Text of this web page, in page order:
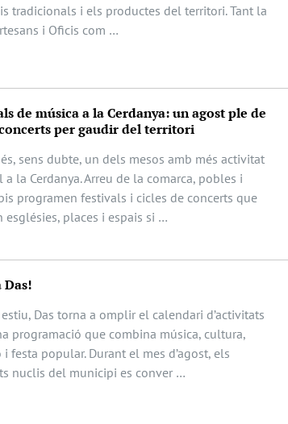
tradicionals i els productes del territori. Tant la
i Oficis com …
de música a la Cerdanya: un agost ple de
per gaudir del territori
és, sens dubte, un dels mesos amb més activitat
a la Cerdanya. Arreu de la comarca, pobles i
programen festivals i cicles de concerts que
esglésies, places i espais si …
Das!
Das torna a omplir el calendari d’activitats
programació que combina música, cultura,
festa popular. Durant el mes d’agost, els
nuclis del municipi es conver …